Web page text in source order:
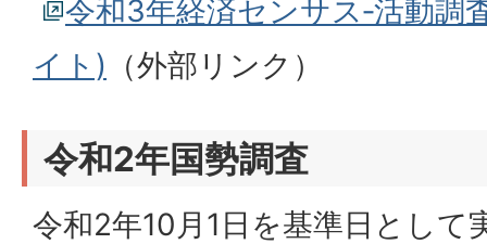
令和3年経済センサス‐活動調
イト) （外部リンク）
令和2年国勢調査
令和2年10月1日を基準日として